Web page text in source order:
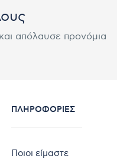
απόλαυσε προνόμια
ΠΛΗΡΟΦΟΡΊΕΣ
Ποιοι είμαστε